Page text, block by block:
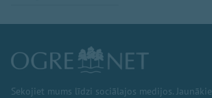
Sekojiet mums līdzi sociālajos medijos. Jaunākie